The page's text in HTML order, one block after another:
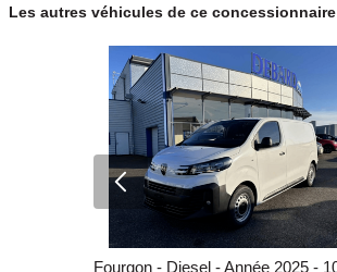
Les autres véhicules de ce concessionnaire